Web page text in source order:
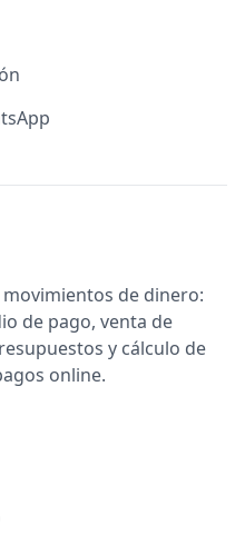
de dinero:
de pago, venta de
y cálculo de
online.